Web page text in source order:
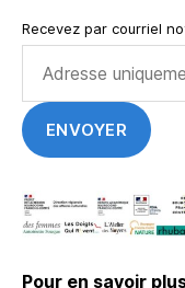
Recevez par courriel
Pour en savoir